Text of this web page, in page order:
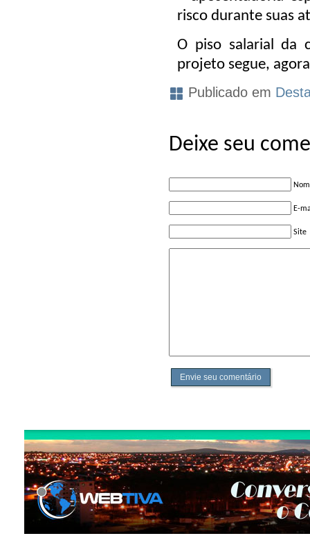
risco durante suas
O piso salarial da
projeto segue,
Publicado em
Deixe seu
E-
Site
Envie seu comentário